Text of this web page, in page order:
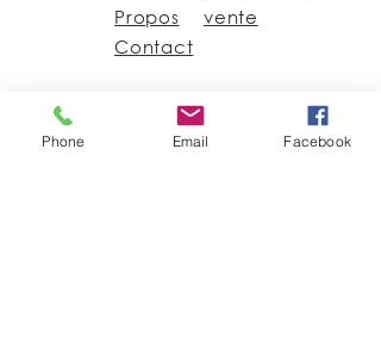
Propos
Contact
vente
Guy@GuyUntereiner.fr
8 rue du Général
Phone Email Facebook